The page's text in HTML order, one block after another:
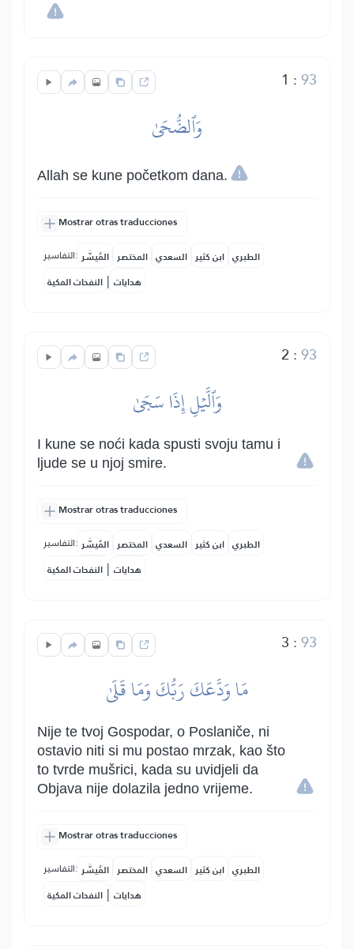
1 :93
وَٱلضُّحَىٰ
Allah se kune početkom dana.
Mostrar otras traducciones
التفاسير: المُيسَّر المختصر السعدي ابن كثير الطبري
النفحات المكية | هدايات
2 :93
وَٱلَّيۡلِ إِذَا سَجَىٰ
I kune se noći kada spusti svoju tamu i
ljude se u njoj smire.
Mostrar otras traducciones
التفاسير: المُيسَّر المختصر السعدي ابن كثير الطبري
النفحات المكية | هدايات
3 :93
مَا وَدَّعَكَ رَبُّكَ وَمَا قَلَىٰ
Nije te tvoj Gospodar, o Poslaniče, ni
ostavio niti si mu postao mrzak, kao što
to tvrde mušrici, kada su uvidjeli da
Objava nije dolazila jedno vrijeme.
Mostrar otras traducciones
التفاسير: المُيسَّر المختصر السعدي ابن كثير الطبري
النفحات المكية | هدايات